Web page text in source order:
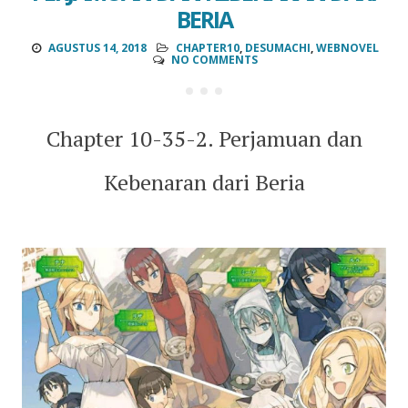
BERIA
AGUSTUS 14, 2018 CHAPTER10, DESUMACHI,WEBNOVEL
NO COMMENTS
Chapter 10-35-2. Perjamuan dan
Kebenaran dari Beria